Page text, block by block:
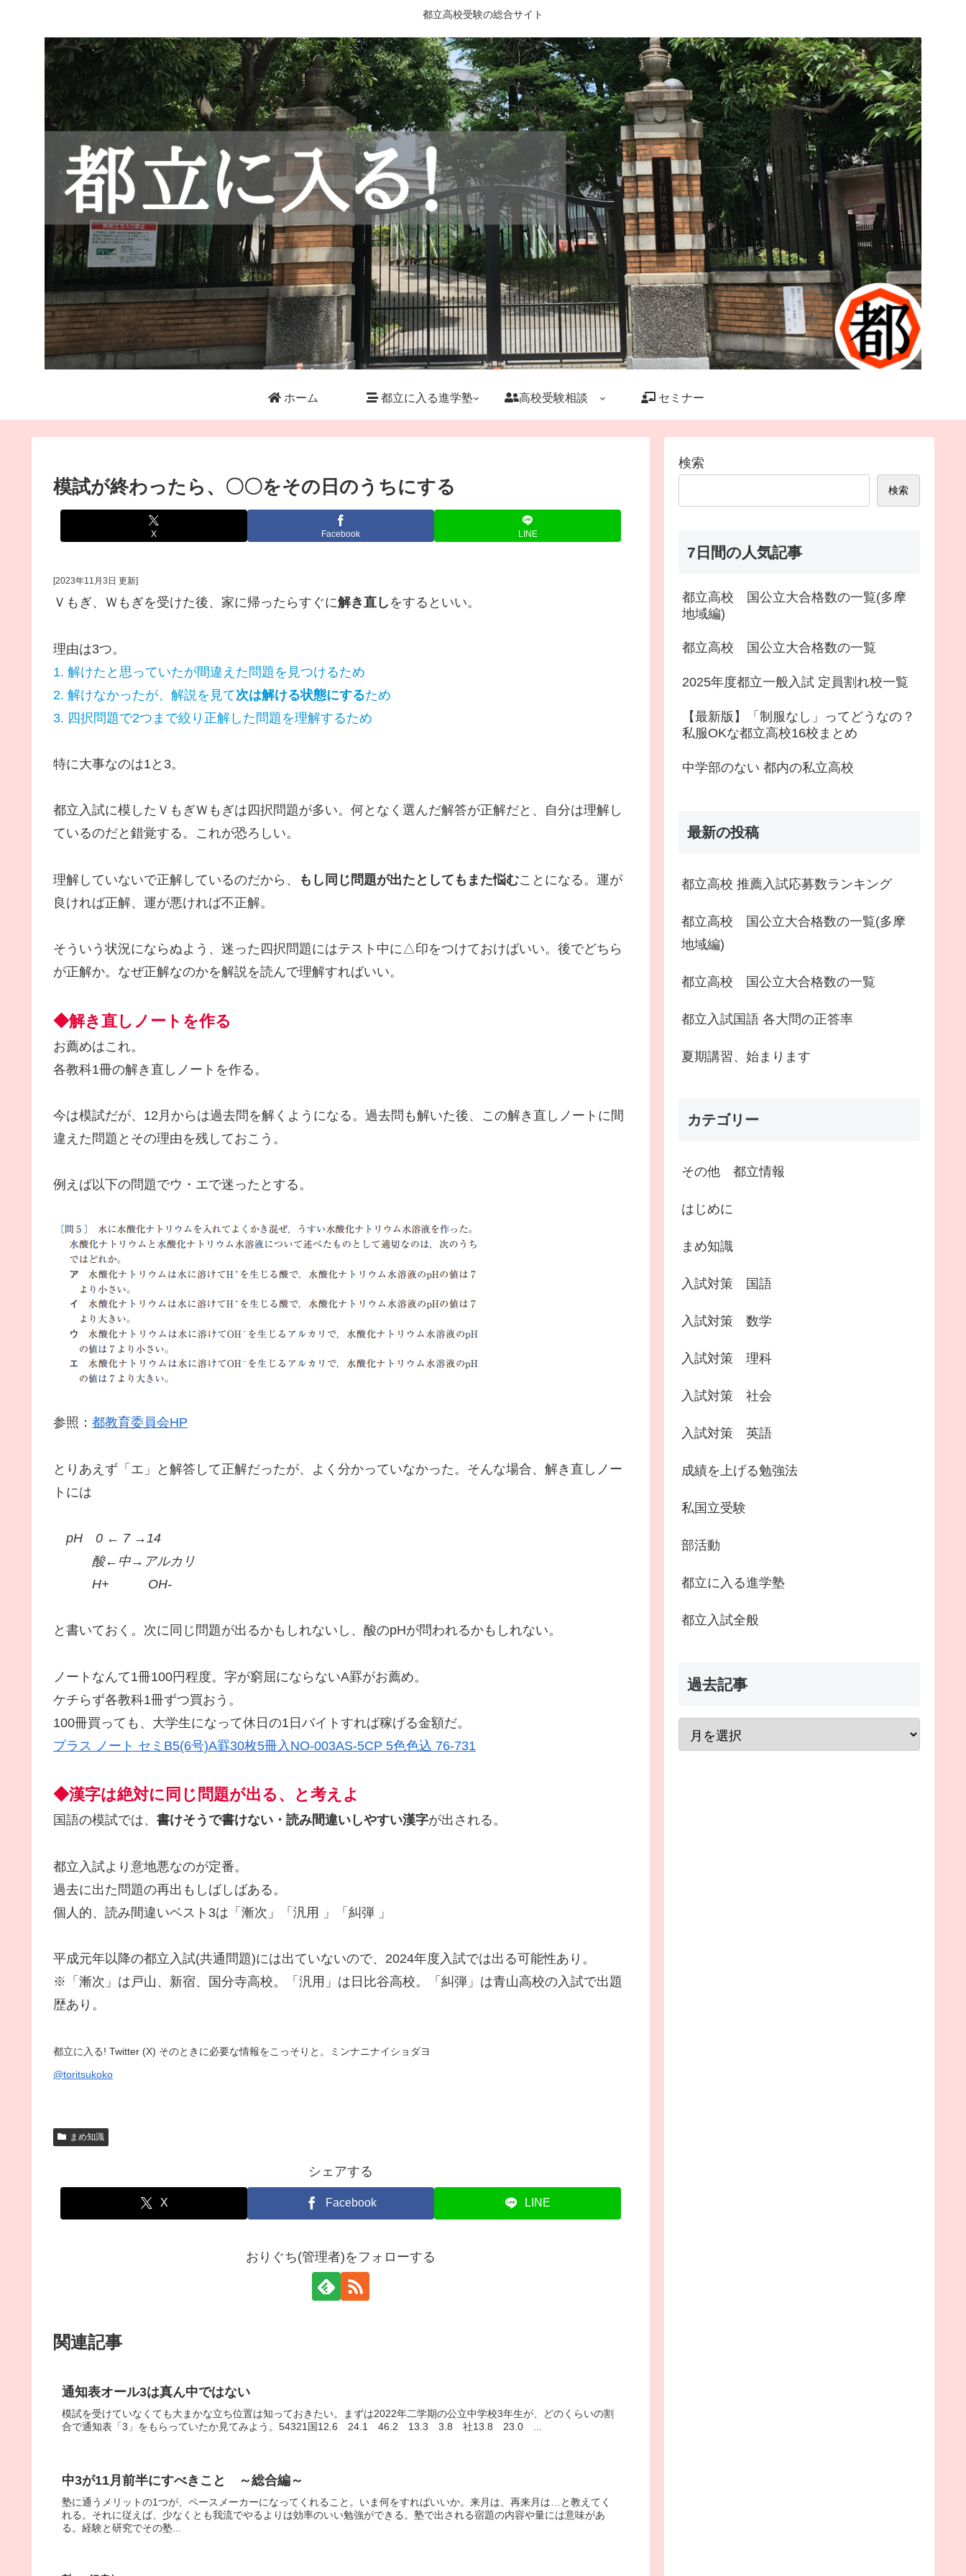
都立高校受験の総合サイト
ホーム 都立に入る進学塾 高校受験相談 セミナー
模試が終わったら、〇〇をその日のうちにする
X Facebook LINE
[2023年11月3日 更新]
Ｖもぎ、Ｗもぎを受けた後、家に帰ったらすぐに解き直し をするといい。
理由は3つ。
1. 解けたと思っていたが間違えた問題を見つけるため
2. 解けなかったが、解説を見て次は解ける状態にするため
3. 四択問題で2つまで絞り正解した問題を理解するため
特に大事なのは1と3。
都立入試に模したＶもぎＷもぎは四択問題が多い。何となく選んだ解答が正解だと、自分は理解し
ているのだと錯覚する。これが恐ろしい。
理解していないで正解しているのだから、 もし同じ問題が出たとしてもまた悩むことになる。運が
良ければ正解、運が悪ければ不正解。
そういう状況にならぬよう、迷った四択問題にはテスト中に△印をつけておけばいい。後でどちら
が正解か。なぜ正解なのかを解説を読んで理解すればいい。
◆解き直しノートを作る
お薦めはこれ。
各教科1冊の解き直しノートを作る。
今は模試だが、12月からは過去問を解くようになる。過去問も解いた後、この解き直しノートに間
違えた問題とその理由を残しておこう。
例えば以下の問題でウ・エで迷ったとする。
参照： 都教育委員会HP
とりあえず「エ」と解答して正解だったが、よく分かっていなかった。そんな場合、解き直しノー
トには
pH 0 ← 7 →14
酸←中→アルカリ
H+ OH-
と書いておく。次に同じ問題が出るかもしれないし、酸のpHが問われるかもしれない。
ノートなんて1冊100円程度。字が窮屈にならないA罫がお薦め。
ケチらず各教科1冊ずつ買おう。
100冊買っても、大学生になって休日の1日バイトすれば稼げる金額だ。
プラス ノート セミB5(6号)A罫30枚5冊入NO-003AS-5CP 5色色込 76-731
◆漢字は絶対に同じ問題が出る、と考えよ
国語の模試では、 書けそうで書けない・読み間違いしやすい漢字が出される。
都立入試より意地悪なのが定番。
過去に出た問題の再出もしばしばある。
個人的、読み間違いベスト3は「漸次」「汎用 」「糾弾 」
平成元年以降の都立入試(共通問題)には出ていないので、2024年度入試では出る可能性あり。
※「漸次」は戸山、新宿、国分寺高校。「汎用」は日比谷高校。「糾弾」は青山高校の入試で出題
歴あり。
都立に入る! Twitter (X) そのときに必要な情報をこっそりと。ミンナニナイショダヨ
@toritsukoko
まめ知識
シェアする
X Facebook LINE
おりぐち(管理者)をフォローする
関連記事
通知表オール3は真ん中ではない
模試を受けていなくても大まかな立ち位置は知っておきたい。まずは2022年二学期の公立中学校3年生が、どのくらいの割
合で通知表「3」をもらっていたか見てみよう。54321国12.6 24.1 46.2 13.3 3.8 社13.8 23.0 ...
中3が11月前半にすべきこと ～総合編～
塾に通うメリットの1つが、ペースメーカーになってくれること。いま何をすればいいか。来月は、再来月は…と教えてく
れる。それに従えば、少なくとも我流でやるよりは効率のいい勉強ができる。塾で出される宿題の内容や量には意味があ
る。経験と研究でその塾...
検索
検索
7日間の人気記事
都立高校 国公立大合格数の一覧(多摩
地域編)
都立高校 国公立大合格数の一覧
2025年度都立一般入試 定員割れ校一覧
【最新版】「制服なし」ってどうなの？
私服OKな都立高校16校まとめ
中学部のない 都内の私立高校
最新の投稿
都立高校 推薦入試応募数ランキング
都立高校 国公立大合格数の一覧(多摩
地域編)
都立高校 国公立大合格数の一覧
都立入試国語 各大問の正答率
夏期講習、始まります
カテゴリー
その他 都立情報
はじめに
まめ知識
入試対策 国語
入試対策 数学
入試対策 理科
入試対策 社会
入試対策 英語
成績を上げる勉強法
私国立受験
部活動
都立に入る進学塾
都立入試全般
過去記事